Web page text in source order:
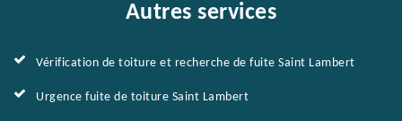
Autres services
Vérification de toiture et recherche de fuite Saint Lambert
Urgence fuite de toiture Saint Lambert